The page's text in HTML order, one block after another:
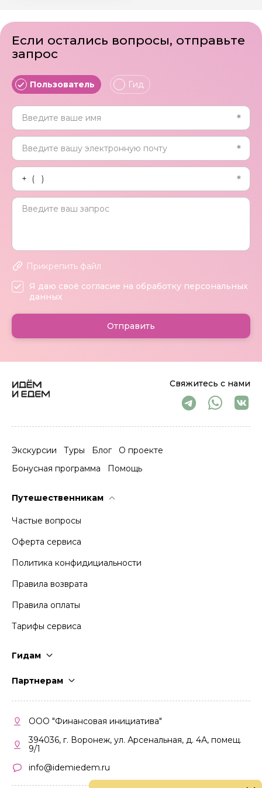
Свяжитесь с нами
Экскурсии Туры Блог
О проекте
Бонусная программа
Помощь
Путешественникам
Частые вопросы
Оферта сервиса
Политика конфидициальности
Правила возврата
Правила оплаты
Тарифы сервиса
Гидам
Партнерам
Кабинет партнера
Правила участия
ООО "Финансовая инициатива"
394036, г. Воронеж, ул. Арсенальная, д. 4А, помещ.
9/1
info@idemiedem.ru
Если остались вопросы, отправьте
запрос
Пользователь Гид
Прикрепить файл
Я даю своё согласие на обработку персональных
данных
Отправить